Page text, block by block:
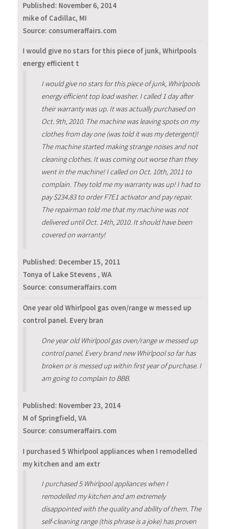
Published: November 6, 2014
mike of Cadillac, MI
Source: consumeraffairs.com
I would give no stars for this piece of junk, Whirlpools
energy efficient t
I would give no stars for this piece of junk, Whirlpools
energy efficient top load washer. I called 1 day after
their warranty was up. It was actually purchased on
Oct. 9th, 2010. The machine was leaving spots on my
clothes from day one (was told it was my detergent)!
The machine started making strange noises and not
cleaning clothes. It was coming out worse than they
went in the machine! I called on Oct. 10th, 2011 to
complain. They told me my warranty was up! I had to
pay $234.83 to order F7E1 activator and pay repair.
The repairman told me that my machine was not
delivered until Oct. 14th, 2010. It should have been
covered on warranty!
Published: December 15, 2011
Tonya of Lake Stevens , WA
Source: consumeraffairs.com
One year old Whirlpool gas oven/range w messed up
control panel. Every bran
One year old Whirlpool gas oven/range w messed up
control panel. Every brand new Whirlpool so far has
broken or is messed up within first year of purchase. I
am going to complain to BBB.
Published: November 23, 2014
M of Springfield, VA
Source: consumeraffairs.com
I purchased 5 Whirlpool appliances when I remodelled
my kitchen and am extr
I purchased 5 Whirlpool appliances when I
remodelled my kitchen and am extremely
disappointed with the quality and ability of them. The
self-cleaning range (this phrase is a joke) has proven